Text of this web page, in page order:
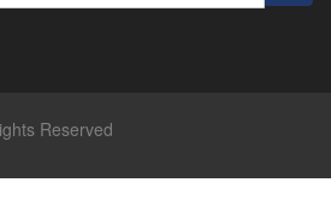
Reserved